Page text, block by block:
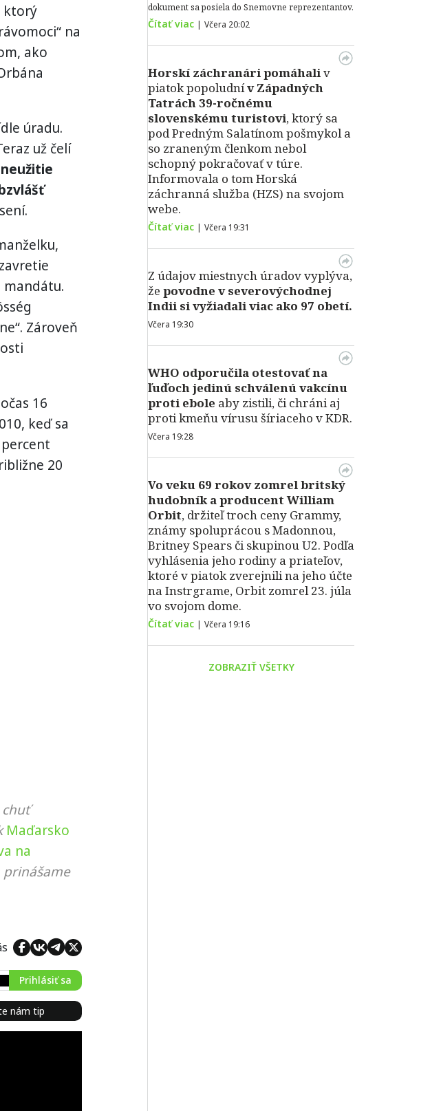
ktorý
na
ako
úradu.
už čelí
mandátu.
Zároveň
16
keď sa
20
Maďarsko
na
prinášame
Prihlásiť sa
nám tip
dokument sa posiela do Snemovne reprezentantov.
Čítať viac | Včera 20:02
Horskí záchranári pomáhaliv
piatok popoludnív Západných
Tatrách 39-ročnému
slovenskému turistovi, ktorý sa
pod Predným Salatínom pošmykol a
so zraneným členkom nebol
schopný pokračovať v túre.
Informovala o tom Horská
záchranná služba (HZS) na svojom
webe.
Čítať viac | Včera 19:31
Z údajov miestnych úradov vyplýva,
že povodne v severovýchodnej
Indii si vyžiadali viac ako 97 obetí.
Včera 19:30
WHO odporučila otestovať na
ľuďoch jedinú schválenú vakcínu
proti ebole aby zistili, či chráni aj
proti kmeňu vírusu šíriaceho v KDR.
Včera 19:28
Vo veku 69 rokov zomrel britský
hudobník a producent William
Orbit, držiteľ troch ceny Grammy,
známy spoluprácou s Madonnou,
Britney Spears či skupinou U2. Podľa
vyhlásenia jeho rodiny a priateľov,
ktoré v piatok zverejnili na jeho účte
na Instrgrame, Orbit zomrel 23. júla
vo svojom dome.
Čítať viac | Včera 19:16
ZOBRAZIŤ VŠETKY